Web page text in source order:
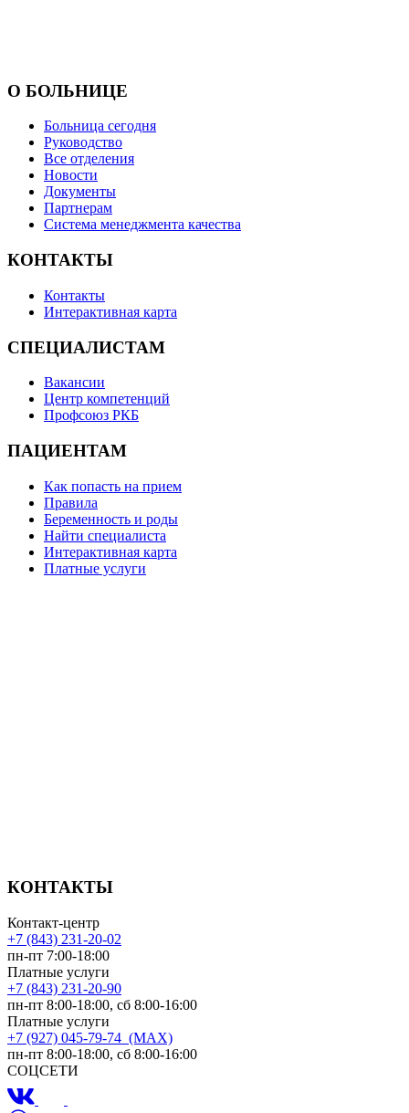
О БОЛЬНИЦЕ
Больница сегодня
Руководство
Все отделения
Новости
Документы
Партнерам
Система менеджмента качества
КОНТАКТЫ
Контакты
Интерактивная карта
СПЕЦИАЛИСТАМ
Вакансии
Центр компетенций
Профсоюз РКБ
ПАЦИЕНТАМ
Как попасть на прием
Правила
Беременность и роды
Найти специалиста
Интерактивная карта
Платные услуги
КОНТАКТЫ
Контакт-центр
+7 (843) 231-20-02
пн-пт 7:00-18:00
Платные услуги
+7 (843) 231-20-90
пн-пт 8:00-18:00, сб 8:00-16:00
Платные услуги
+7 (927) 045-79-74 (MAX)
пн-пт 8:00-18:00, сб 8:00-16:00
СОЦСЕТИ